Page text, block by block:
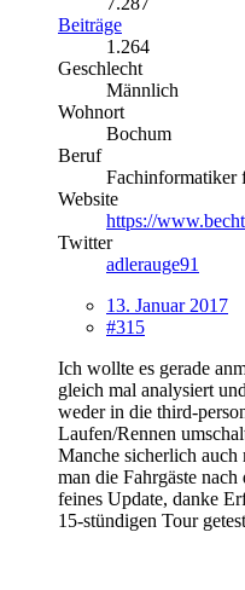
Beiträge
1.264
Geschlecht
Männlich
Wohnort
Bochum
Beruf
Fachinformatiker
Website
https://
Twitter
adlerauge91
13. Januar 2017
#315
Ich wollte es gerade
gleich mal analysiert
weder in die third-
Laufen/Rennen
Manche sicherlich auch
man die Fahrgäste
feines Update, danke
15-stündigen Tour